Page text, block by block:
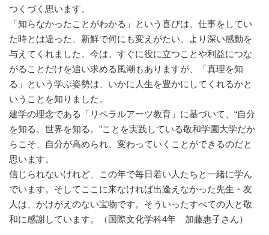
つくづく思います。
「知らなかったことがわかる」という喜びは、仕事をしてい
た時とは違った、新鮮で何にも変えがたい、より深い感動を
与えてくれました。今は、すぐに役に立つことや利益につな
がることだけを追い求める風潮もありますが、「真理を知
る」という学ぶ姿勢は、いかに人生を豊かにしてくれるかと
いうことを知りました。
建学の理念である「リベラルアーツ教育」に基づいて、“自分
を知る。世界を知る。”ことを実践している敬和学園大学だか
らこそ、自分が高められ、変わっていくことができるのだと
思います。
信じられないけれど、この年で毎日若い人たちと一緒に学ん
でいます。そしてここに来なければ出逢えなかった先生・友
人は、かけがえのない宝物です。そういったすべての人と敬
和に感謝しています。（国際文化学科4年 加藤惠子さん）